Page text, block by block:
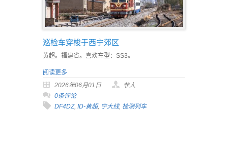
巡检车穿梭于西宁郊区
黄超。福建省。喜欢车型：SS3。
阅读更多
2026年06月01日
非人
0条评论
DF4DZ, ID-黄超, 宁大线, 检测列车